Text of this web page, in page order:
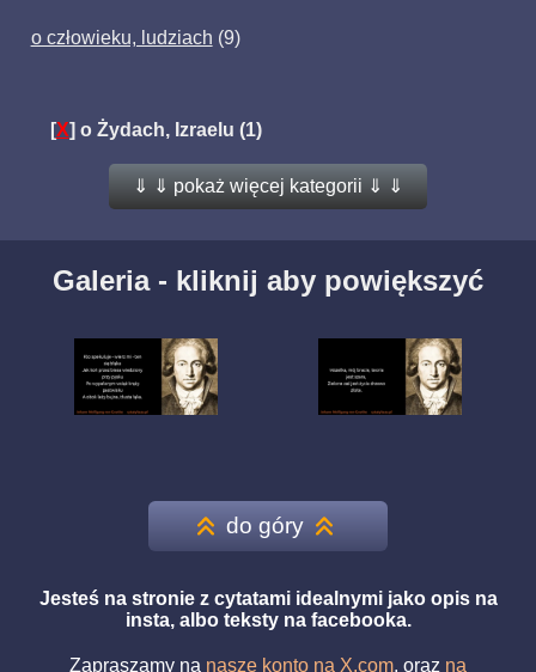
o człowieku, ludziach (9)
[X] o Żydach, Izraelu (1)
⇓ ⇓ pokaż więcej kategorii ⇓ ⇓
Galeria - kliknij aby powiększyć
do góry
Jesteś na stronie z cytatami idealnymi jako opis na
insta, albo teksty na facebooka.
Zapraszamy na nasze konto na X.com, oraz na